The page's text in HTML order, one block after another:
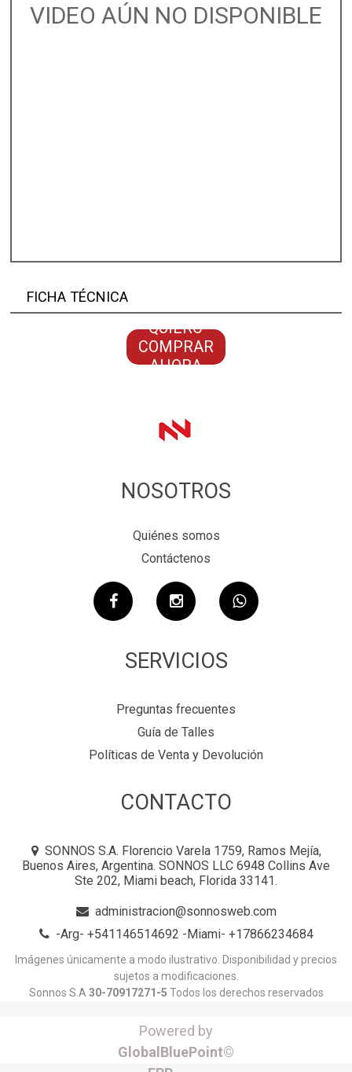
VIDEO AÚN NO DISPONIBLE
FICHA TÉCNICA
QUIERO
COMPRAR
AHORA
NOSOTROS
Quiénes somos
Contáctenos
SERVICIOS
Preguntas frecuentes
Guía de Talles
Políticas de Venta y Devolución
CONTACTO
SONNOS S.A. Florencio Varela 1759, Ramos Mejía,
Buenos Aires, Argentina. SONNOS LLC 6948 Collins Ave
Ste 202, Miami beach, Florida 33141.
administracion@sonnosweb.com
-Arg- +541146514692 -Miami- +17866234684
Imágenes únicamente a modo ilustrativo. Disponibilidad y precios
sujetos a modificaciones.
Sonnos S.A 30-70917271-5 Todos los derechos reservados
Powered by
GlobalBluePoint©